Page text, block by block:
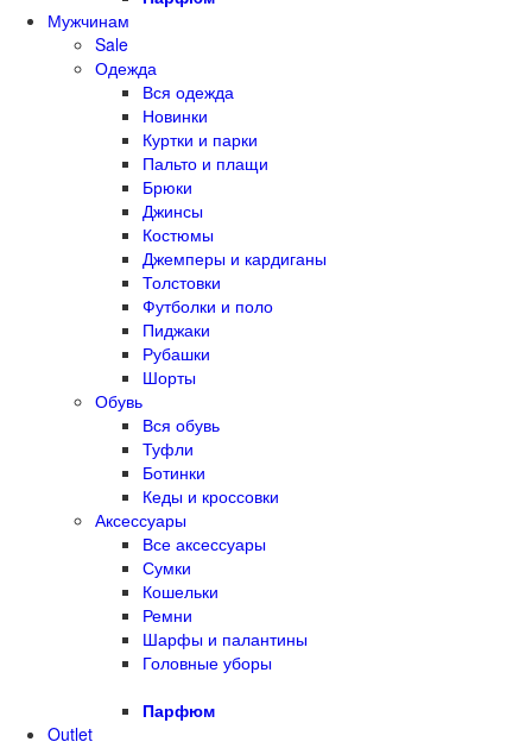
Мужчинам
Sale
Одежда
Вся одежда
Новинки
Куртки и парки
Пальто и плащи
Брюки
Джинсы
Костюмы
Джемперы и кардиганы
Толстовки
Футболки и поло
Пиджаки
Рубашки
Шорты
Обувь
Вся обувь
Туфли
Ботинки
Кеды и кроссовки
Аксессуары
Все аксессуары
Сумки
Кошельки
Ремни
Шарфы и палантины
Головные уборы
Парфюм
Outlet